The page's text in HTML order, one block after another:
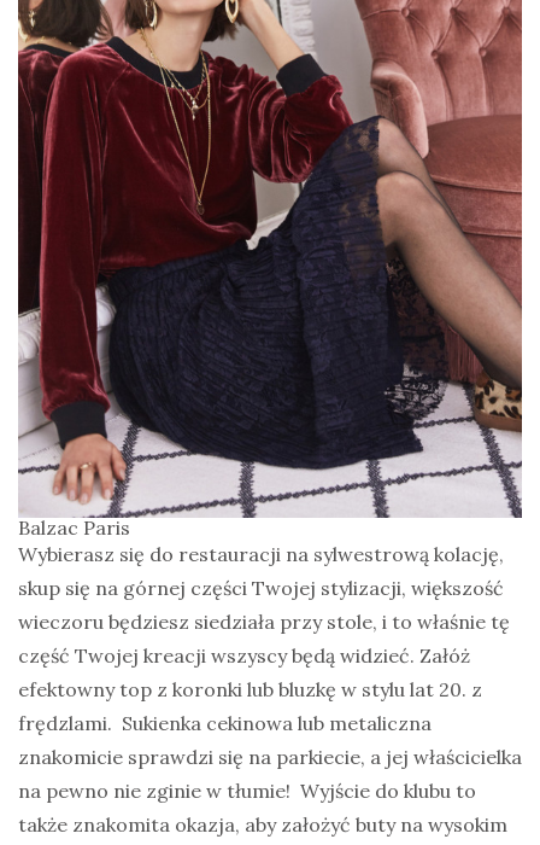
Balzac Paris
Wybierasz się do restauracji na sylwestrową kolację,
skup się na górnej części Twojej stylizacji, większość
wieczoru będziesz siedziała przy stole, i to właśnie tę
część Twojej kreacji wszyscy będą widzieć. Załóż
efektowny top z koronki lub bluzkę w stylu lat 20. z
frędzlami. Sukienka cekinowa lub metaliczna
znakomicie sprawdzi się na parkiecie, a jej właścicielka
na pewno nie zginie w tłumie! Wyjście do klubu to
także znakomita okazja, aby założyć buty na wysokim